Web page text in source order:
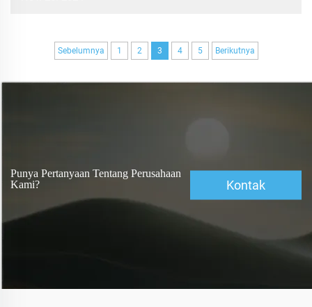
Sebelumnya 1 2 3 4 5 Berikutnya
Punya Pertanyaan Tentang Perusahaan
Kami?
Kontak